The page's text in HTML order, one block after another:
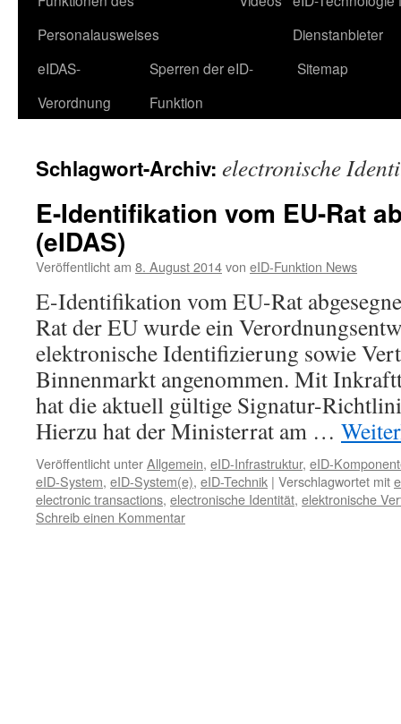
Personalausweises
Dienstanbieter
eIDAS-
Verordnung
Sperren der eID-
Funktion
Sitemap
Schlagwort-Archiv: electronische
E-Identifikation vom EU-Rat
(eIDAS)
Veröffentlicht am 8. August 2014von eID-Funktion News
E-Identifikation vom EU-Rat
Rat der EU wurde ein
elektronische Identifizierung sowie
Binnenmarkt angenommen. Mit
hat die aktuell gültige Signatur-
Hierzu hat der Ministerrat am …
Veröffentlicht unterAllgemein, eID-Infrastruktur, eID-
eID-System, eID-System(e), eID-Technik | Verschlagwortet mit
electronic transactions, electronische Identität, elektronische
Schreib einen Kommentar